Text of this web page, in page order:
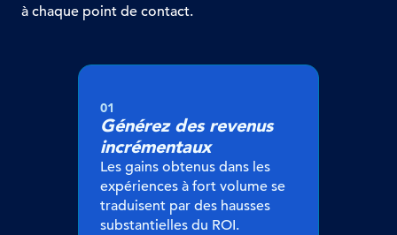
à chaque point de contact.
01
Générez des revenus
incrémentaux
Les gains obtenus dans les
expériences à fort volume se
traduisent par des hausses
substantielles du ROI.